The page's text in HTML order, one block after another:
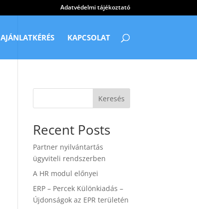
Adatvédelmi tájékoztató
AJÁNLATKÉRÉS KAPCSOLAT
Keresés
Recent Posts
Partner nyilvántartás
ügyviteli rendszerben
A HR modul előnyei
ERP – Percek Különkiadás –
Újdonságok az EPR területén